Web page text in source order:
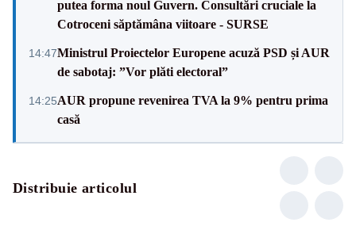
putea forma noul Guvern. Consultări cruciale la
Cotroceni săptămâna viitoare - SURSE
14:47Ministrul Proiectelor Europene acuză PSD și AUR
de sabotaj: ”Vor plăti electoral”
14:25AUR propune revenirea TVA la 9% pentru prima
casă
Distribuie articolul